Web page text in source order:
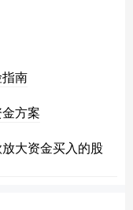
南
方案
大资金买入的股